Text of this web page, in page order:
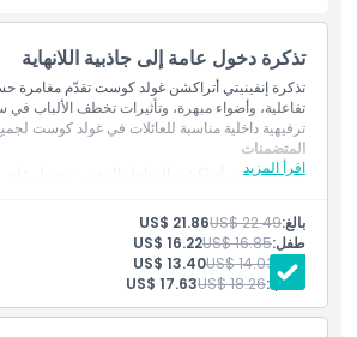
الاستثناءات
غير مناسب لـ
ساعات العمل
ما يجب معرفته
الموقع
تذكرة دخول عامة إلى جاذبية اللانهاية
تذكرة إنفينيتي أتراكشن غولد كوست تقدّم مغامرة
تفاعلية، وأضواء مبهرة، وتأثيرات تخطف الألباب
ترفيهية داخلية مناسبة للعائلات في غولد كوست
اقرأ المزيد
المتضمنات
تذكرة إنفينتي أتراكشن الساحل الذهبي - دخول عام​
رحلة متاهة تفاعلية مدتها 30 دقيقة مع موظفين يتحدثون الإنجليزية
بالغ:US$ 22.49
US$ 21.86
طفل:US$ 16.85
US$ 16.22
أقدم:
US$ 14.03
US$ 13.40
طالب:US$ 18.26
US$ 17.63